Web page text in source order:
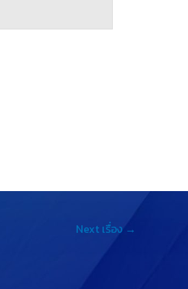
Next เรื่อง →